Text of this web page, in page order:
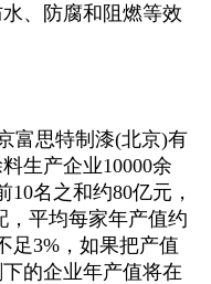
、防腐和阻燃等效
富思特制漆(北京)有
生产企业10000余
名之和约80亿元，
，平均每家年产值约
足3%，如果把产值
的企业年产值将在